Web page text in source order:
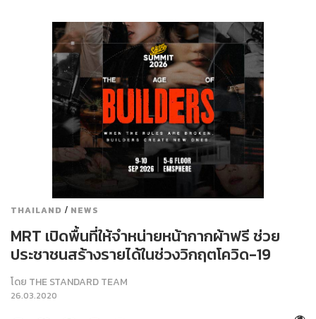
THAILAND / NEWS
MRT เปิดพื้นที่ให้จำหน่ายหน้ากากผ้าฟรี ช่วย
ประชาชนสร้างรายได้ในช่วงวิกฤตโควิด-19
โดย THE STANDARD TEAM
26.03.2020